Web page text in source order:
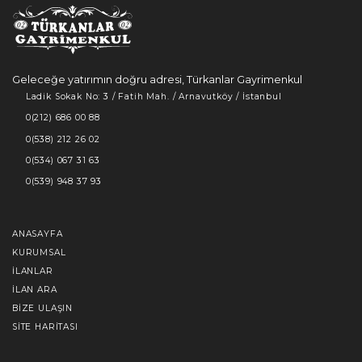
Geleceğe yatırımın doğru adresi, Türkanlar Gayrimenkul
Ladik Sokak No: 3 / Fatih Mah. / Arnavutköy / İstanbul
0(212) 686 00 88
0(538) 212 26 02
0(534) 067 31 63
0(539) 948 37 93
ANASAYFA
KURUMSAL
İLANLAR
İLAN ARA
BIZE ULAŞIN
SITE HARITASI